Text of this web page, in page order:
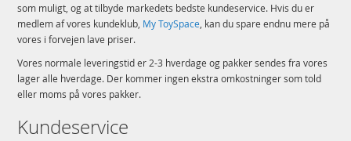
som muligt, og at tilbyde markedets bedste kundeservice. Hvis du er
medlem af vores kundeklub, My ToySpace, kan du spare endnu mere på
vores i forvejen lave priser.
Vores normale leveringstid er 2-3 hverdage og pakker sendes fra vores
lager alle hverdage. Der kommer ingen ekstra omkostninger som told
eller moms på vores pakker.
Kundeservice